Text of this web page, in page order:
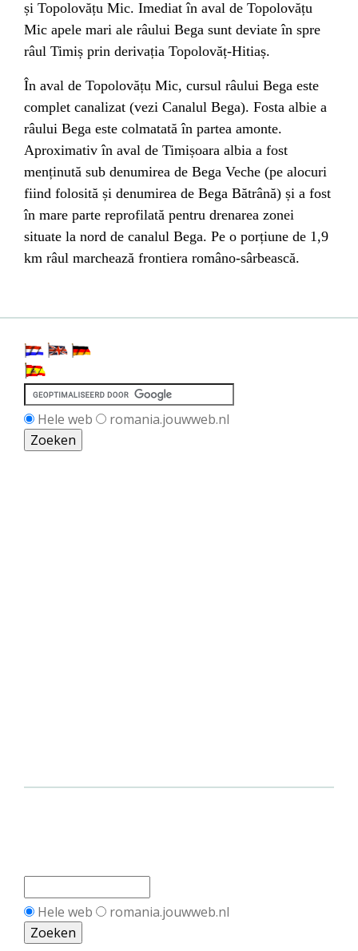
și Topolovățu Mic. Imediat în aval de Topolovățu
Mic apele mari ale râului Bega sunt deviate în spre
râul Timiș prin derivația Topolovăț-Hitiaș.
În aval de Topolovățu Mic, cursul râului Bega este
complet canalizat (vezi Canalul Bega). Fosta albie a
râului Bega este colmatată în partea amonte.
Aproximativ în aval de Timișoara albia a fost
menținută sub denumirea de Bega Veche (pe alocuri
fiind folosită și denumirea de Bega Bătrână) și a fost
în mare parte reprofilată pentru drenarea zonei
situate la nord de canalul Bega. Pe o porțiune de 1,9
km râul marchează frontiera româno-sârbească.
Hele web romania.jouwweb.nl
Hele web romania.jouwweb.nl